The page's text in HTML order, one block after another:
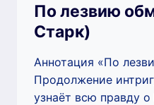
По лезвию
Старк)
Аннотация «По
Продолжение
узнаёт всю правду